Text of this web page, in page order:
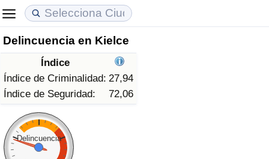
Delincuencia en Kielce
Índice
Índice de Criminalidad: 27,94
Índice de Seguridad:
72,06
Delincuencia
Coste de vida
Índice de Costo de Vida (Actual)
Índice de Costo de Vida
Índice de costo de vida por país
Precios de las propiedades
Índice de Precios de Inmuebles (Actual)
Índice de Precios de Inmuebles
Índice de Precios de Inmuebles por País
Calidad de Vida
Índice de Calidad de Vida
Índice de Calidad de Vida (Actual)
Índice de calidad de vida por país